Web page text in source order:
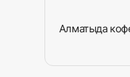
Алматыда